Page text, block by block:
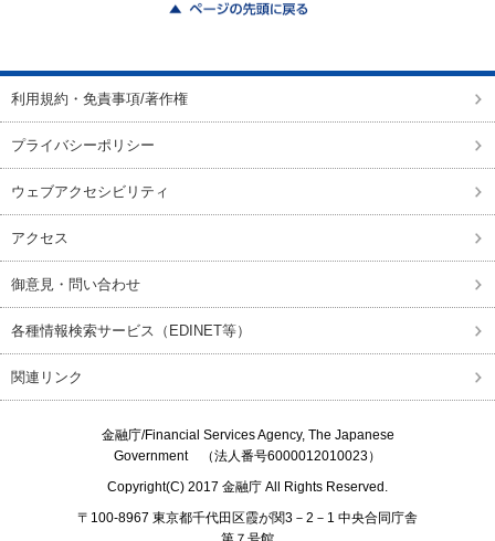
利用規約・免責事項/著作権
プライバシーポリシー
ウェブアクセシビリティ
アクセス
御意見・問い合わせ
各種情報検索サービス（EDINET等）
関連リンク
金融庁/Financial Services Agency, The Japanese
Government（法人番号6000012010023）
Copyright(C) 2017 金融庁 All Rights Reserved.
〒100-8967 東京都千代田区霞が関3－2－1 中央合同庁舎